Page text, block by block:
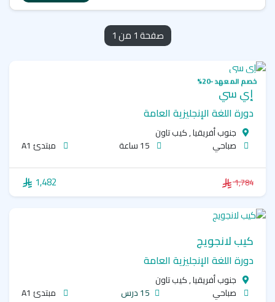
صفحة 1 من 1
خصم المعهد -20%
إي سي
دورة اللغة الإنجليزية العامة
جنوب أفريقيا , كيب تاون
صباحي
مبتدئ A1
1,784
1,482
كيب لانجويج
دورة اللغة الإنجليزية العامة
جنوب أفريقيا , كيب تاون
صباحي
15 درس مبتدئ A1